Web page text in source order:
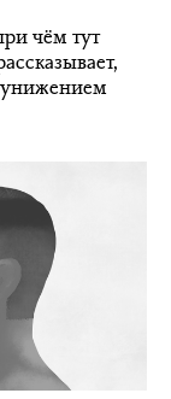
чём тут
унижением